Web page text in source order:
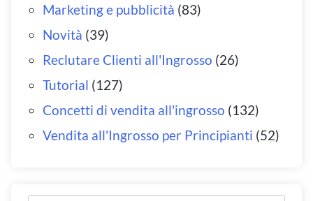
Marketing e pubblicità (83)
Novità (39)
Reclutare Clienti all'Ingrosso (26)
Tutorial (127)
Concetti di vendita all'ingrosso (132)
Vendita all'Ingrosso per Principianti (52)